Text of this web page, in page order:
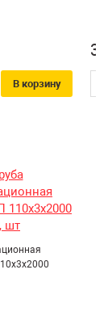
В корзину